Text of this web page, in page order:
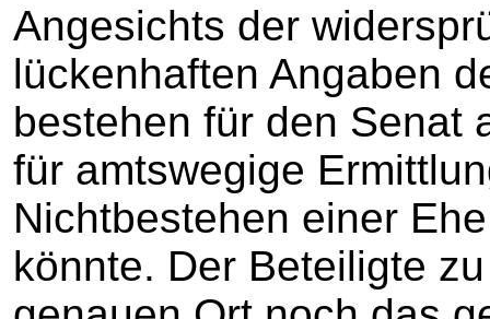
Angesichts der
lückenhaften Angaben
bestehen für den Senat
für amtswegige
Nichtbestehen einer
könnte. Der Beteiligte